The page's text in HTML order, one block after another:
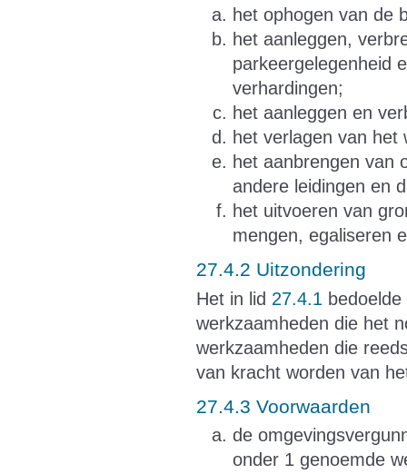
het ophogen van de
het aanleggen,
parkeergelegenheid
verhardingen;
het aanleggen en
het verlagen van het
het aanbrengen van
andere leidingen en
het uitvoeren van
mengen, egaliseren
27.4.2 Uitzondering
Het in lid 27.4.1
werkzaamheden die het
werkzaamheden die
van kracht worden van
27.4.3 Voorwaarden
de
onder 1 genoemde